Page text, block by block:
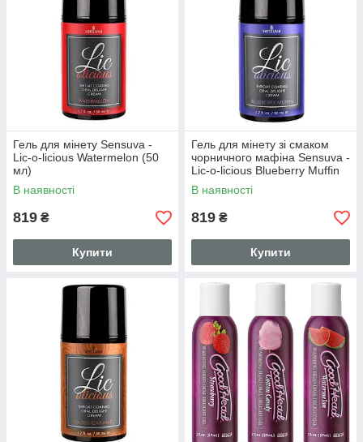
Гель для мінету Sensuva -
Lic-o-licious Watermelon (50
мл)
В наявності
819 ₴
Купити
Гель для мінету зі смаком
чорничного мафіна Sensuva -
Lic-o-licious Blueberry Muffin
50 мл (SO3200)
В наявності
819 ₴
Купити